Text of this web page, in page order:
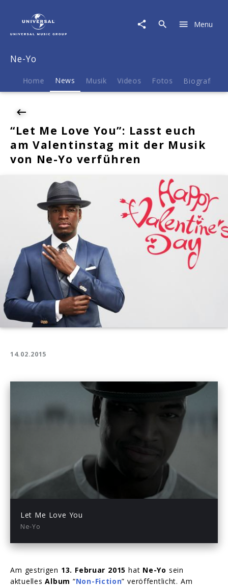
News
"Let
You":
euch
Valentinstag
mit
der
Musik
Menu
Ne-Yo
Home News Musik Videos Fotos Biografie
“Let Me Love You”: Lasst euch
am Valentinstag mit der Musik
von Ne-Yo verführen
14.02.2015
Play Mute
Enter
Let Me Love You
Ne-Yo
Am gestrigen 13. Februar 2015 hat Ne-Yo sein
aktuellesAlbum “Non-Fiction” veröffentlicht. Am